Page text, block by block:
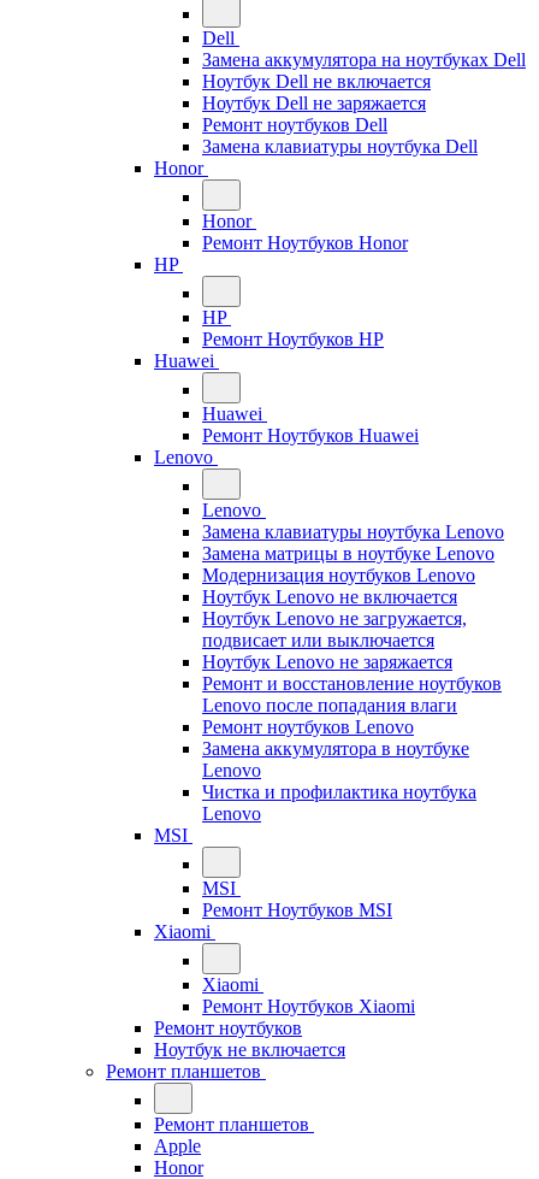
Dell
Замена аккумулятора на ноутбуках Dell
Ноутбук Dell не включается
Ноутбук Dell не заряжается
Ремонт ноутбуков Dell
Замена клавиатуры ноутбука Dell
Honor
Honor
Ремонт Ноутбуков Honor
HP
HP
Ремонт Ноутбуков HP
Huawei
Huawei
Ремонт Ноутбуков Huawei
Lenovo
Lenovo
Замена клавиатуры ноутбука Lenovo
Замена матрицы в ноутбуке Lenovo
Модернизация ноутбуков Lenovo
Ноутбук Lenovo не включается
Ноутбук Lenovo не загружается,
подвисает или выключается
Ноутбук Lenovo не заряжается
Ремонт и восстановление ноутбуков
Lenovo после попадания влаги
Ремонт ноутбуков Lenovo
Замена аккумулятора в ноутбуке
Lenovo
Чистка и профилактика ноутбука
Lenovo
MSI
MSI
Ремонт Ноутбуков MSI
Xiaomi
Xiaomi
Ремонт Ноутбуков Xiaomi
Ремонт ноутбуков
Ноутбук не включается
Ремонт планшетов
Ремонт планшетов
Apple
Honor